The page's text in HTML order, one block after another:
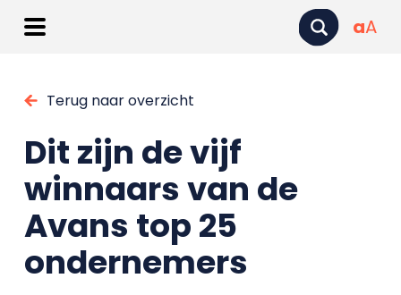
aA
Terug naar overzicht
Dit zijn de vijf
winnaars van de
Avans top 25
ondernemers